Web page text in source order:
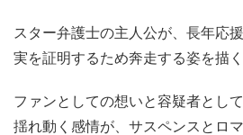
スター弁護士の主人公が、長年応
実を証明するため奔走する姿を描く
ファンとしての想いと容疑者とし
揺れ動く感情が、サスペンスとロ